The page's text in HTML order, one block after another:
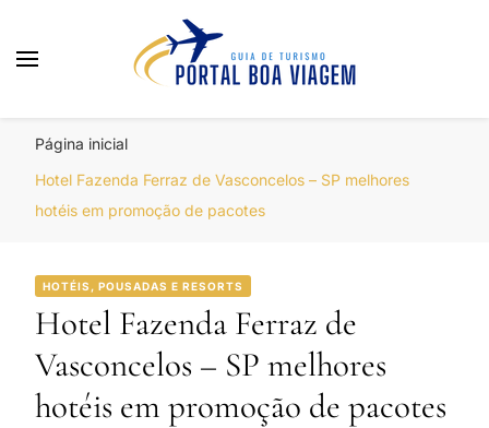
Página inicial
Hotel Fazenda Ferraz de Vasconcelos – SP melhores
hotéis em promoção de pacotes
HOTÉIS, POUSADAS E RESORTS
Hotel Fazenda Ferraz de
Vasconcelos – SP melhores
hotéis em promoção de pacotes